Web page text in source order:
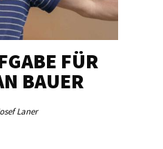
FÜR
BAUER
Laner